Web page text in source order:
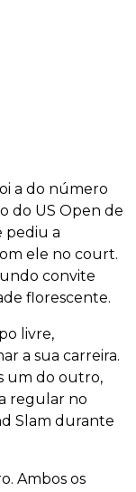
a do número
do US Open de
pediu a
ele no court.
convite
florescente.
livre,
a sua carreira.
um do outro,
regular no
Slam durante
Ambos os